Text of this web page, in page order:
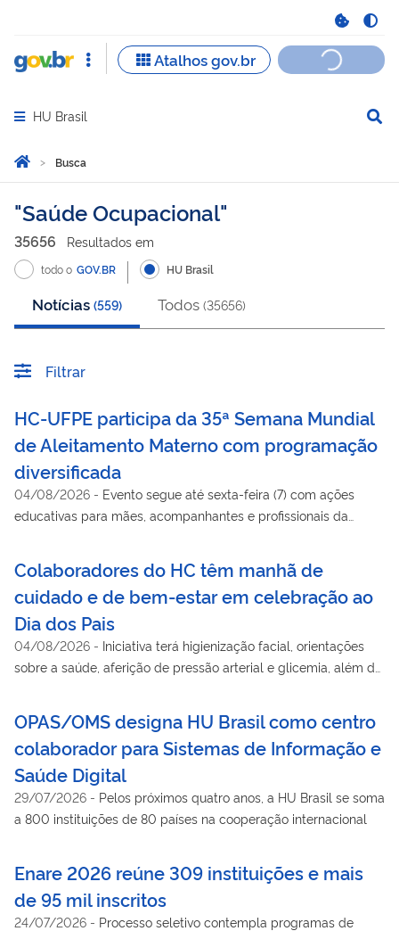
Abrir menu principal de navegação
HU Brasil
Você está aqui:
Página Inicial
Busca
Busca
Saúde Ocupacional
35656 Resultados em
todo o GOV.BR HU Brasil
Notícias (559) Todos (35656)
Filtrar
HC-UFPE participa da 35ª Semana Mundial
de Aleitamento Materno com programação
diversificada
04/08/2026 - Evento segue até sexta-feira (7) com ações
educativas para mães, acompanhantes e profissionais da
Colaboradores do HC têm manhã de
cuidado e de bem-estar em celebração ao
Dia dos Pais
04/08/2026 - Iniciativa terá higienização facial, orientações
sobre a saúde, aferição de pressão arterial e glicemia, além de
OPAS/OMS designa HU Brasil como centro
colaborador para Sistemas de Informação e
Saúde Digital
29/07/2026 - Pelos próximos quatro anos, a HU Brasil se soma
a 800 instituições de 80 países na cooperação internacional
Enare 2026 reúne 309 instituições e mais
de 95 mil inscritos
24/07/2026 - Processo seletivo contempla programas de